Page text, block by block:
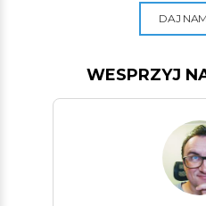
DAJ
WESPRZYJ